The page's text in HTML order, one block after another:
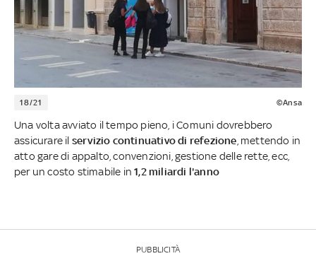
18/21 ©Ansa
Una volta avviato il tempo pieno, i Comuni dovrebbero
assicurare il servizio continuativo di refezione , mettendo in
atto gare di appalto, convenzioni, gestione delle rette, ecc,
per un costo stimabile in1,2 miliardi l'anno
PUBBLICITÀ